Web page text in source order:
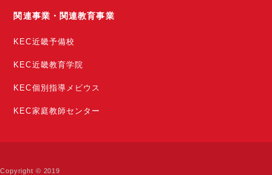
関連事業・関連教育事業
KEC近畿予備校
KEC近畿教育学院
KEC個別指導メビウス
KEC家庭教師センター
Copyright © 2019